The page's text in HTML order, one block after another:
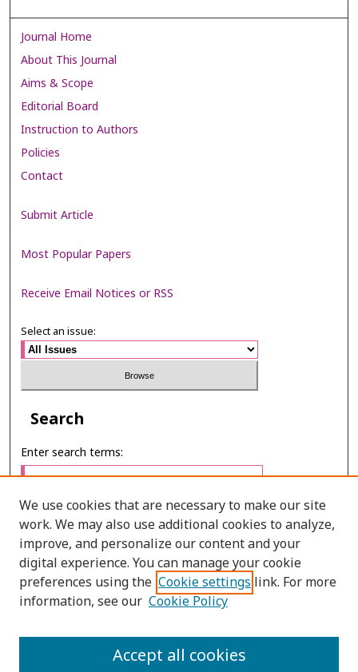
Journal Home
About This Journal
Aims & Scope
Editorial Board
Instruction to Authors
Policies
Contact
Submit Article
Most Popular Papers
Receive Email Notices or RSS
Select an issue:
Search
Enter search terms:
Select context to search:
Advanced Search
PRINT ISSN: 0125-6491
We use cookies that are necessary to make our site
work. We may also use additional cookies to analyze,
improve, and personalize our content and your
digital experience. You can manage your cookie
preferences using the Cookie settings link. For more
information, see our Cookie Policy
Accept all cookies